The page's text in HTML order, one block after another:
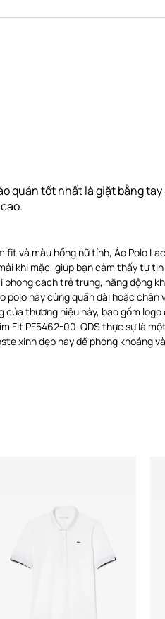
quản tốt nhất là giặt bằng tay
và màu hồng nữ tính, Áo Polo
khi mặc, giúp bạn cảm thấy tự
cách trẻ trung, năng động
polo này cùng quần dài hoặc
thương hiệu này, bao gồm
Fit PF5462-00-QDS thực sự là
xinh đẹp này để phóng khoáng